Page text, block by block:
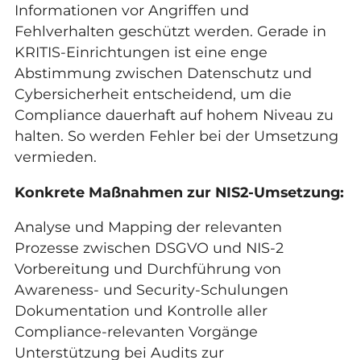
Informationen vor Angriffen und
Fehlverhalten geschützt werden. Gerade in
KRITIS-Einrichtungen ist eine enge
Abstimmung zwischen Datenschutz und
Cybersicherheit entscheidend, um die
Compliance dauerhaft auf hohem Niveau zu
halten. So werden Fehler bei der Umsetzung
vermieden.
Konkrete Maßnahmen zur NIS2-Umsetzung:
Analyse und Mapping der relevanten
Prozesse zwischen DSGVO und NIS-2
Vorbereitung und Durchführung von
Awareness- und Security-Schulungen
Dokumentation und Kontrolle aller
Compliance-relevanten Vorgänge
Unterstützung bei Audits zur